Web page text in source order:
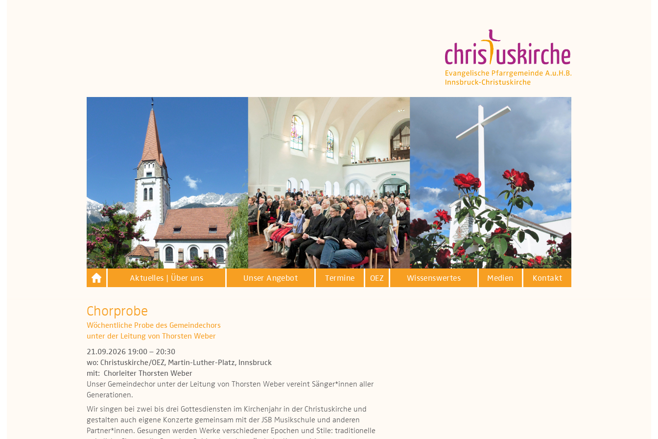
Aktuelles | Über uns Unser Angebot Termine OEZ Wissenswertes Medien Kontakt
Chorprobe
Wöchentliche Probe des Gemeindechors
unter der Leitung von Thorsten Weber
21.09.2026 19:00 – 20:30
wo: Christuskirche/OEZ, Martin-Luther-Platz, Innsbruck
mit: Chorleiter Thorsten Weber
Unser Gemeindechor unter der Leitung von Thorsten Weber vereint Sänger*innen aller
Generationen.
Wir singen bei zwei bis drei Gottesdiensten im Kirchenjahr in der Christuskirche und
gestalten auch eigene Konzerte gemeinsam mit der JSB Musikschule und anderen
Partner*innen. Gesungen werden Werke verschiedener Epochen und Stile: traditionelle